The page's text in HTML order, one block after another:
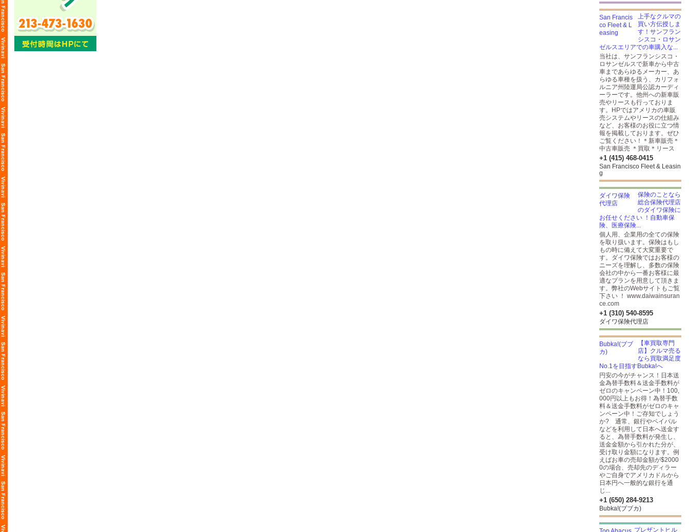
上手なクルマの
買い方伝授しま
す！サンフラン
シスコ・ロサン
ゼルスエリアでの車購入な...
当社は、サンフランシスコ・
ロサンゼルスで新車から中古
車まであらゆるメーカー、あ
らゆる車種を扱う、カリフォ
ルニア州陸運局公認カーディ
ーラーです。他州への新車販
売やリースも行っておりま
す。HPではアメリカの車販
売システムやリースの仕組み
など、お客様のお役に立つ情
報を掲載しております。ぜひ
ご覧ください！＊新車販売＊
中古車販売 ＊買取＊リース
+1 (415) 468-0415
San Francisco Fleet & Leasin
g
保険のことなら
総合保険代理店
のダイワ保険に
お任せください ！自動車保
険、医療保険...
個人用、企業用の全ての保険
を取り扱います。保険はもし
もの時に備えて大変重要で
す。ダイワ保険ではお客様の
ニーズを理解し、多数の保険
会社の中から一番お客様に最
適なプランを用意して頂きま
す。弊社のWebサイトもご覧
下さい ！ www.daiwainsuran
ce.com
+1 (310) 540-8595
ダイワ保険代理店
【車買取専門
店】クルマ売る
なら買取満足度
No.1を目指すBubka!へ
円安の今がチャンス！日本送
金為替手数料＆送金手数料が
ゼロのキャンペーン中！100,
000円以上もお得！為替手数
料＆送金手数料がゼロのキャ
ンペーン中！ご存知でしょう
か? 通常、銀行やペイパル
などを利用して日本へ送金す
ると、為替手数料が発生し、
送金金額から引かれた分が、
受け取り金額になります。例
えばお車の売却金額が$2000
0の場合、売却先のディラー
やご自身でアメリカドルから
日本円へ一般的な銀行を通
じ...
+1 (650) 284-9213
Bubka!(ブブカ)
プレザントヒル